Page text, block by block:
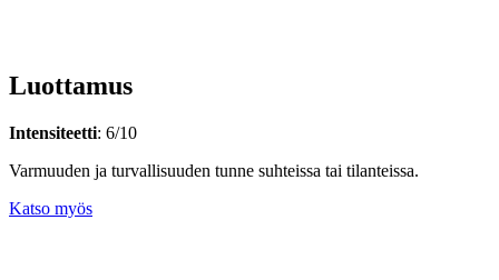
Luottamus
Intensiteetti: 6/10
Varmuuden ja turvallisuuden tunne suhteissa tai tilanteissa.
Katso myös